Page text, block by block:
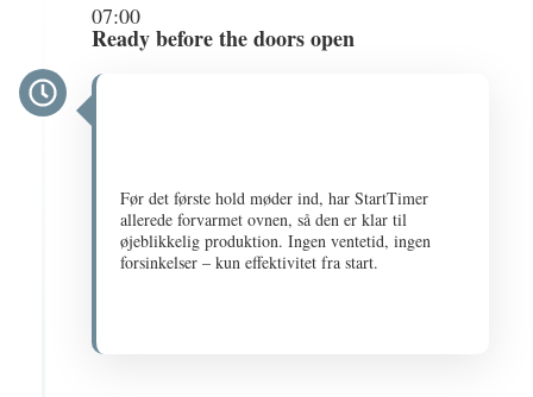
07:00
Ready before the doors open
Før det første hold møder ind, har StartTimer
allerede forvarmet ovnen, så den er klar til
øjeblikkelig produktion. Ingen ventetid, ingen
forsinkelser – kun effektivitet fra start.